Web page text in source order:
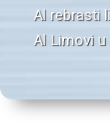
Al rebrasti
Al Limovi u